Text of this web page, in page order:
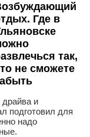
Где в
так,
не сможете
и
подготовил для
надо